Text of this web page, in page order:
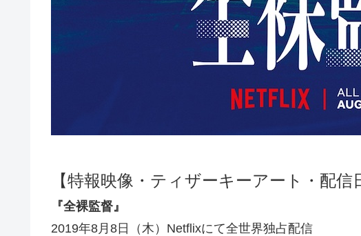
【特報映像・ティザーキーアート・配信
『全裸監督』
2019年8月8日（木）Netflixにて全世界独占配信